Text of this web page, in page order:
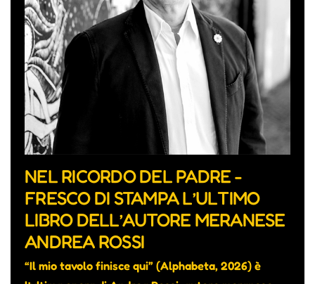
NEL RICORDO DEL PADRE -
FRESCO DI STAMPA L’ULTIMO
LIBRO DELL’AUTORE MERANESE
ANDREA ROSSI
“Il mio tavolo finisce qui” (Alphabeta, 2026) è